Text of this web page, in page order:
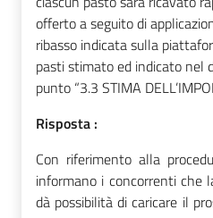
offerto a seguito di
ribasso indicata sulla
pasti stimato ed indicato nel
punto “3.3 STIMA
Risposta :
Con riferimento alla
informano i concorrenti che
dà possibilità di caricare il